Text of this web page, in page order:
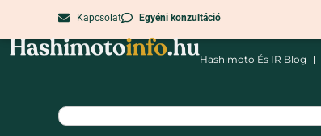
Kapcsolat Egyéni konzultáció
Hashimoto És IR Blog